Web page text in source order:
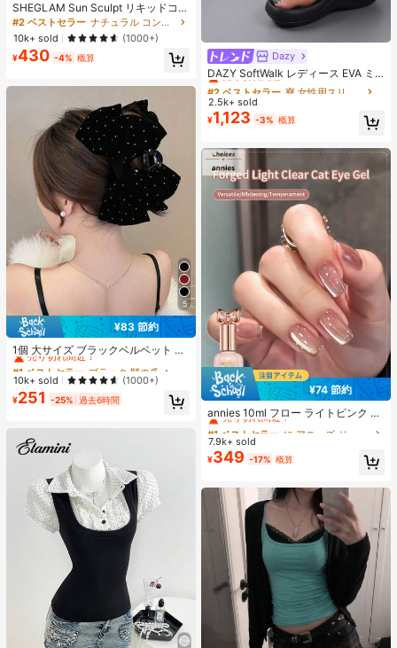
SHEGLAM Sun Sculpt リキッドコン
ター-Soft Tan ノーズシャドウ シェ
ーディング 女性と女の子のためのブ
ランドビューティーコスメメイクア
ップ
#2 ベストセラー
ナチュラル コントゥア＆ブロンザー
10k+ sold
(1000+)
¥430 -4% 概算
5
¥83 節約
1個 大サイズ ブラックベルベット リ
ボン ヘアクリップ クリスタルライン
ストーン装飾付き、エレガントな二
重レイヤー フロック加工リボン レデ
ィース用
#1 ベストセラー ブラック 髪の爪
売り切れ間近！
#1 ベストセラー
売り切れ間近！
#1 ベストセラー
売り切れ間近！
#1 ベストセラー ブラック 髪の爪
10k+ sold (1000+)
¥251 -25% 過去6時間
Dazy
DAZY SoftWalk レディース EVA ミ
ッドヒールプラットフォームビーチ
サンダル - 超軽量、通気性、快適、
滑り止め、柔らかいソール、ミニマ
ルデザイン、ビーチ、休暇、家庭で
の自由時間、デイリー着用に適し、
オールシーズン、スリップオン、無
地、プリントなし
#2 ベストセラー
売り切れ間近！
#2 ベストセラー
売り切れ間近！
#2 ベストセラー
売り切れ間近！
#2 ベストセラー
2.5k+ sold
¥1,123 -3% 概算
¥74 節約
annies 10ml フロー ライトピンク キ
ャットアイ ジェルネイルポリッシュ
ウルトラシャイン UVジェル ミラー
グラス キャットマグネットジェル ワ
ニス ネイルサプライ
#1 ベストセラー
に アニーズ ジェルネイルポリッシュ
売り切れ間近！
#1 ベストセラー
売り切れ間近！
#1 ベストセラー
売り切れ間近！
#1 ベストセラー
に アニーズ ジェルネイルポリッシュ
7.9k+ sold
¥349 -17% 概算